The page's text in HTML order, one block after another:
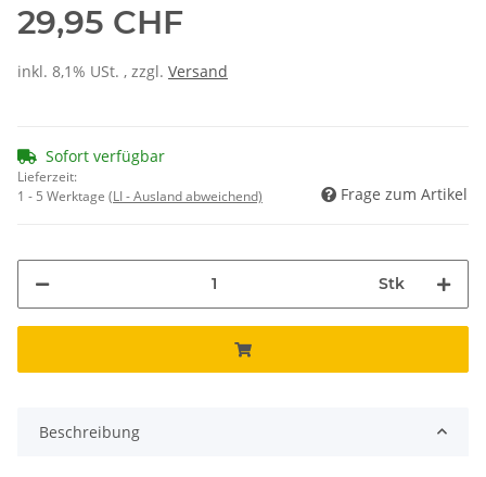
29,95 CHF
inkl. 8,1% USt. , zzgl. Versand
Sofort verfügbar
Lieferzeit:
1 - 5 Werktage (LI - Ausland abweichend) Frage zum Artikel
Stk
Beschreibung